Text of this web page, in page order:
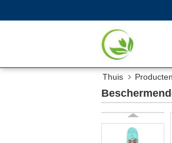
Thuis Producten